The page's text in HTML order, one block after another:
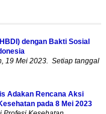
dengan Bakti Sosial
19 Mei 2023. Setiap tanggal
Adakan Rencana Aksi
pada 8 Mei 2023